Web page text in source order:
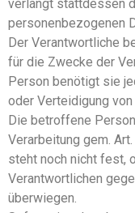
verlangt stattdessen
personenbezogenen
Der Verantwortliche
für die Zwecke der
Person benötigt sie
oder Verteidigung von
Die betroffene
Verarbeitung gem.
steht noch nicht fest,
Verantwortlichen
überwiegen.